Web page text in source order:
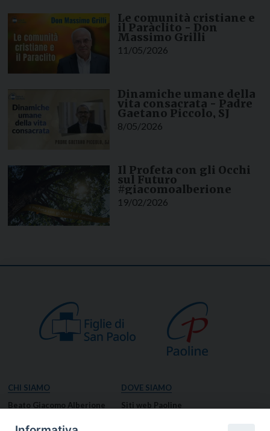
Le comunità cristiane e
il Paràclito - Don
Massimo Grilli
11/05/2026
Dinamiche umane della
vita consacrata - Padre
Gaetano Piccolo, SJ
8/05/2026
Il Profeta con gli Occhi
sul Futuro
#giacomoalberione
19/02/2026
CHI SIAMO
Beato Giacomo Alberione
DOVE SIAMO
Siti web Paoline